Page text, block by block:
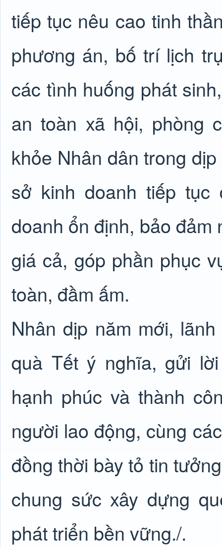
tiếp tục nêu cao tinh
phương án, bố trí lịch
các tình huống phát
an toàn xã hội, phòng
khỏe Nhân dân trong
sở kinh doanh tiếp
doanh ổn định, bảo
giá cả, góp phần phục
toàn, đầm ấm.
Nhân dịp năm mới,
quà Tết ý nghĩa, gửi
hạnh phúc và thành
người lao động, cùng
đồng thời bày tỏ tin
chung sức xây dựng
phát triển bền vững./.